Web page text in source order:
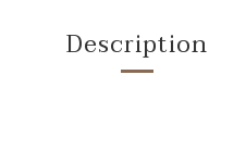
Description